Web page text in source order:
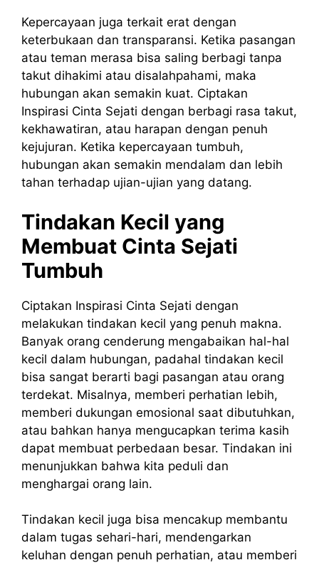
Kepercayaan juga terkait erat dengan
keterbukaan dan transparansi. Ketika pasangan
atau teman merasa bisa saling berbagi tanpa
takut dihakimi atau disalahpahami, maka
hubungan akan semakin kuat. Ciptakan
Inspirasi Cinta Sejati dengan berbagi rasa takut,
kekhawatiran, atau harapan dengan penuh
kejujuran. Ketika kepercayaan tumbuh,
hubungan akan semakin mendalam dan lebih
tahan terhadap ujian-ujian yang datang.
Tindakan Kecil yang
Membuat Cinta Sejati
Tumbuh
Ciptakan Inspirasi Cinta Sejati dengan
melakukan tindakan kecil yang penuh makna.
Banyak orang cenderung mengabaikan hal-hal
kecil dalam hubungan, padahal tindakan kecil
bisa sangat berarti bagi pasangan atau orang
terdekat. Misalnya, memberi perhatian lebih,
memberi dukungan emosional saat dibutuhkan,
atau bahkan hanya mengucapkan terima kasih
dapat membuat perbedaan besar. Tindakan ini
menunjukkan bahwa kita peduli dan
menghargai orang lain.
Tindakan kecil juga bisa mencakup membantu
dalam tugas sehari-hari, mendengarkan
keluhan dengan penuh perhatian, atau memberi